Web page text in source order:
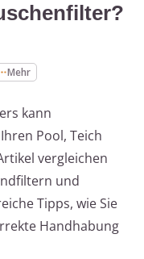
Mehr
kann
Pool, Teich
vergleichen
und
Tipps, wie Sie
Handhabung